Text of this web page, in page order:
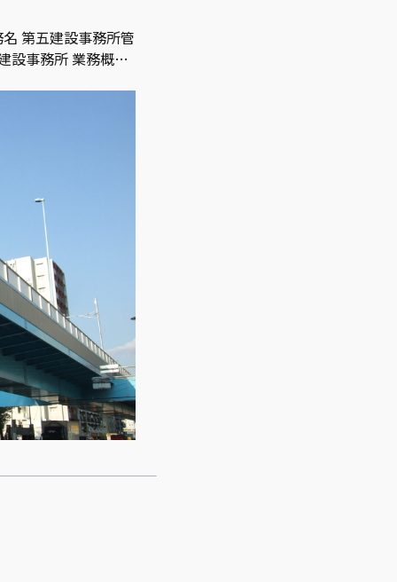
第五建設事務所管
設事務所 業務概要